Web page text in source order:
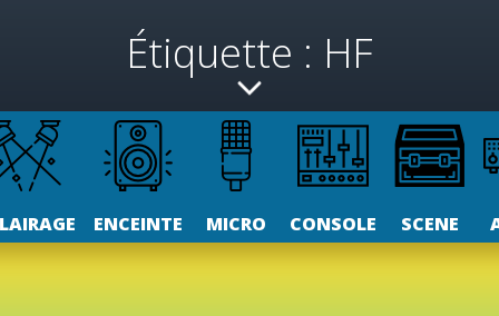
Étiquette : HF
ENCEINTE MICRO CONSOLE SCENE